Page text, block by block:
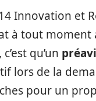
Innovation et
à tout moment
qu’un
lors de la
pour un